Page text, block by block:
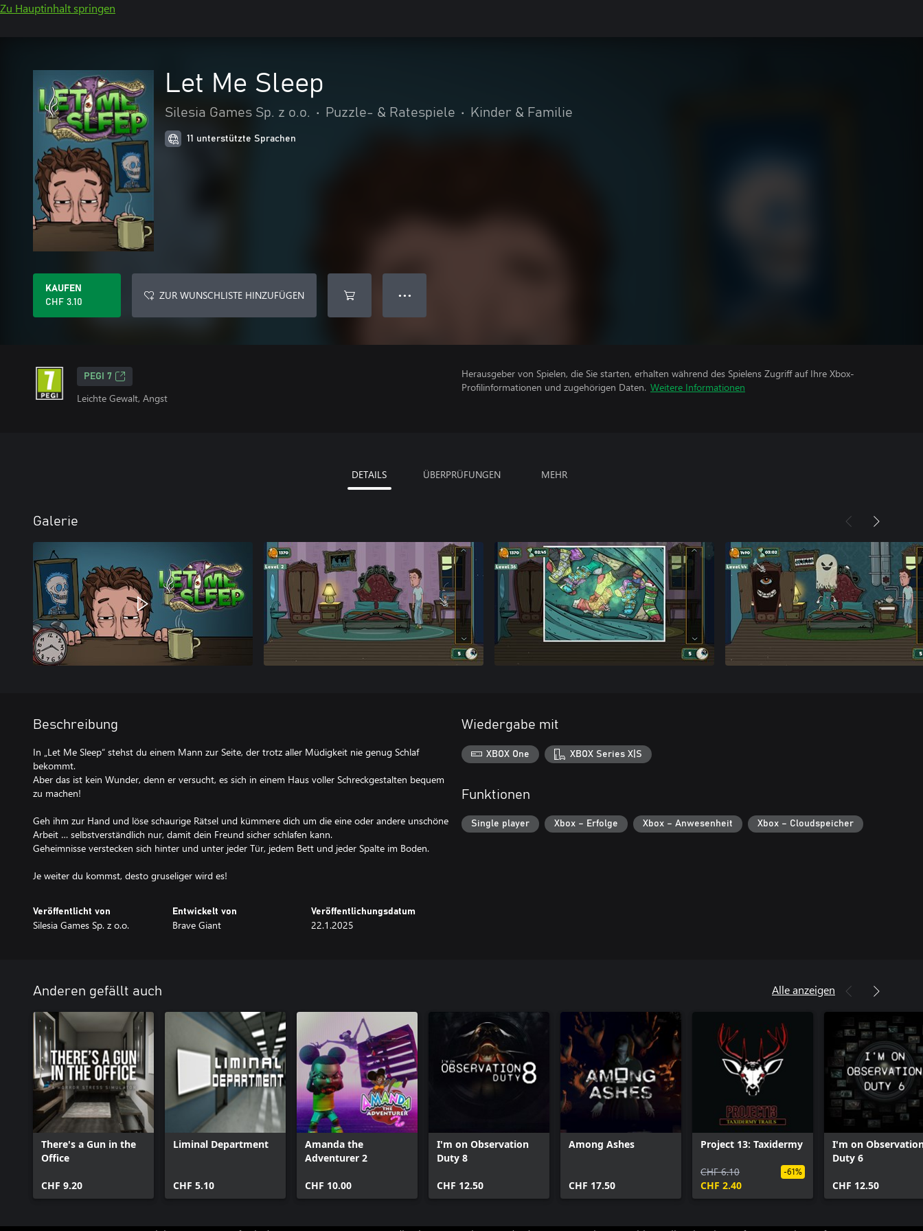
Zu Hauptinhalt springen
Let Me Sleep
Silesia Games Sp. z o.o. • Puzzle- & Ratespiele • Kinder & Familie
11 unterstützte Sprachen
KAUFEN
CHF 3.10
ZUR WUNSCHLISTE HINZUFÜGEN ● ● ●
PEGI 7
Leichte Gewalt, Angst
Herausgeber von Spielen, die Sie starten, erhalten während des Spielens Zugriff auf Ihre Xbox-
Profilinformationen und zugehörigen Daten. Weitere Informationen
DETAILS ÜBERPRÜFUNGEN MEHR
Galerie
Beschreibung
In „Let Me Sleep“ stehst du einem Mann zur Seite, der trotz aller Müdigkeit nie genug Schlaf
bekommt.
Aber das ist kein Wunder, denn er versucht, es sich in einem Haus voller Schreckgestalten bequem
zu machen!
Geh ihm zur Hand und löse schaurige Rätsel und kümmere dich um die eine oder andere unschöne
Arbeit … selbstverständlich nur, damit dein Freund sicher schlafen kann.
Geheimnisse verstecken sich hinter und unter jeder Tür, jedem Bett und jeder Spalte im Boden.
Je weiter du kommst, desto gruseliger wird es!
Veröffentlicht von
Silesia Games Sp. z o.o.
Entwickelt von
Brave Giant
Veröffentlichungsdatum
22.1.2025
Wiedergabe mit
XBOX One XBOX Series X|S
Funktionen
Single player Xbox – Erfolge Xbox – Anwesenheit Xbox – Cloudspeicher
Anderen gefällt auch Alle anzeigen
There's a Gun in the
Office
CHF 9.20
Liminal Department
CHF 5.10
Amanda the
Adventurer 2
CHF 10.00
I'm on Observation
Duty 8
CHF 12.50
Among Ashes
CHF 17.50
Project 13: Taxidermy
CHF 6.10
CHF 2.40
-61%
I'm on
Duty 6
CHF 12.50